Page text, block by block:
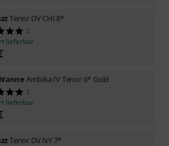
Tenor DV CHI 8*
2
lieferbar
Ambika IV Tenor 6* Gold
2
lieferbar
Tenor DV NY 7*